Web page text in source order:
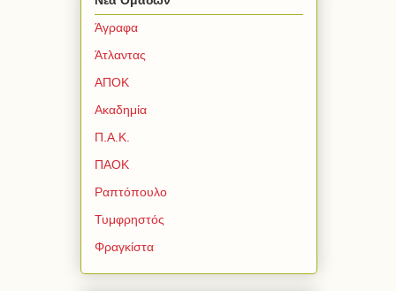
Άγραφα
Άτλαντας
ΑΠΟΚ
Ακαδημία
Π.Α.Κ.
ΠΑΟΚ
Ραπτόπουλο
Τυμφρηστός
Φραγκίστα